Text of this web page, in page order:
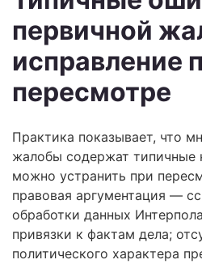
первичной
исправление
пересмотре
Практика показывает, что
жалобы содержат типичные
можно устранить при
правовая аргументация —
обработки данных
привязки к фактам дела;
политического характера